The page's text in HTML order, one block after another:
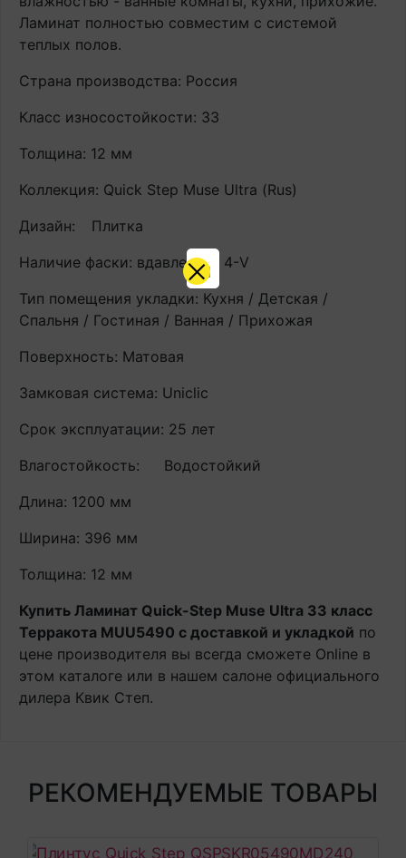
Ламинат полностью совместим с системой
теплых полов.
Страна производства: Россия
Класс износостойкости: 33
Толщина: 12 мм
Коллекция: Quick Step Muse Ultra (Rus)
Дизайн:
Плитка
Наличие фаски: вдавленная 4-V
Тип помещения укладки: Кухня / Детская /
Спальня / Гостиная / Ванная / Прихожая
Поверхность: Матовая
Замковая система: Uniclic
Срок эксплуатации: 25 лет
Влагостойкость:
Водостойкий
Длина: 1200 мм
Ширина: 396 мм
Толщина: 12 мм
Купить Ламинат Quick-Step Muse Ultra 33 класс
Терракота MUU5490 с доставкой и укладкой по
цене производителя вы всегда сможете Online в
этом каталоге или в нашем салоне официального
дилера Квик Степ.
РЕКОМЕНДУЕМЫЕ ТОВАРЫ